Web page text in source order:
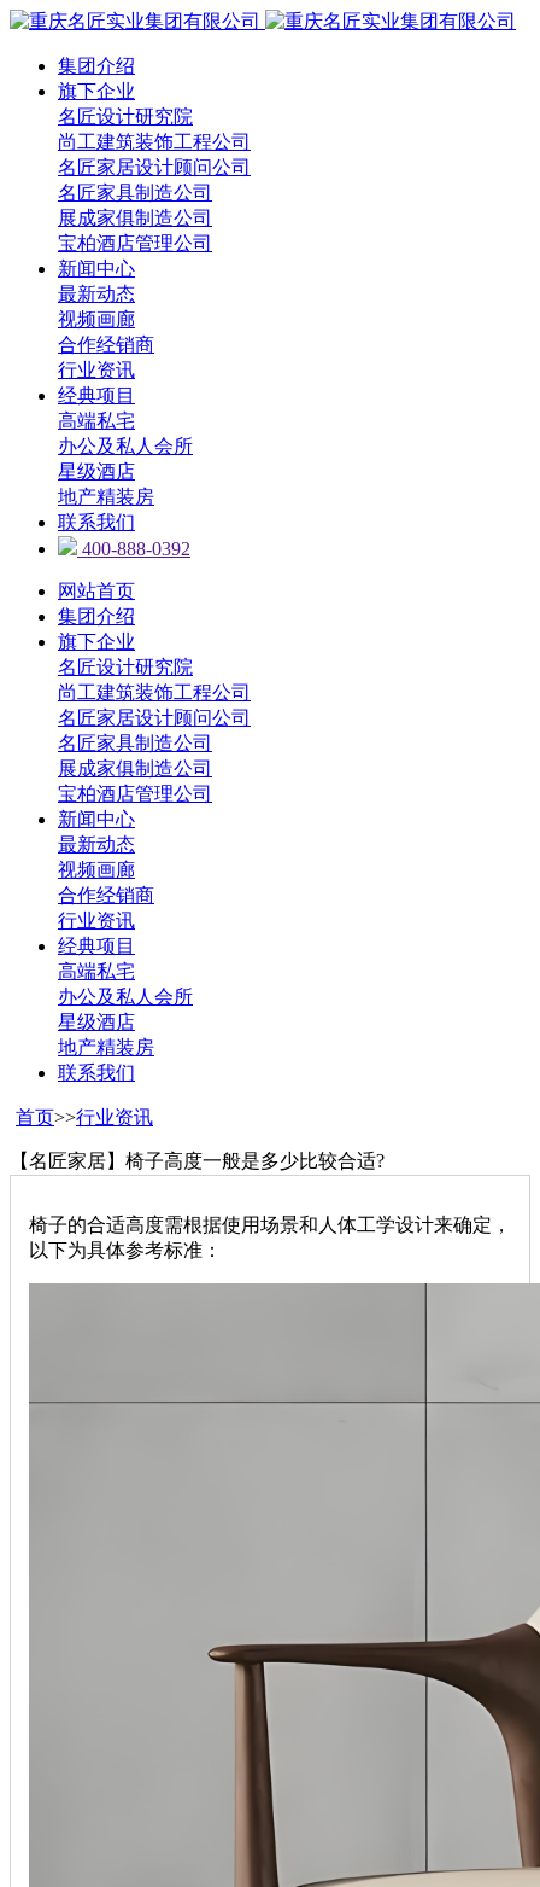
集团介绍
旗下企业
名匠设计研究院
尚工建筑装饰工程公司
名匠家居设计顾问公司
名匠家具制造公司
展成家俱制造公司
宝柏酒店管理公司
新闻中心
最新动态
视频画廊
合作经销商
行业资讯
经典项目
高端私宅
办公及私人会所
星级酒店
地产精装房
联系我们
400-888-0392
网站首页
集团介绍
旗下企业
名匠设计研究院
尚工建筑装饰工程公司
名匠家居设计顾问公司
名匠家具制造公司
展成家俱制造公司
宝柏酒店管理公司
新闻中心
最新动态
视频画廊
合作经销商
行业资讯
经典项目
高端私宅
办公及私人会所
星级酒店
地产精装房
联系我们
首页>>行业资讯
【名匠家居】椅子高度一般是多少比较合适?
椅子的合适高度需根据使用场景和人体工学设计来确定，
以下为具体参考标准：